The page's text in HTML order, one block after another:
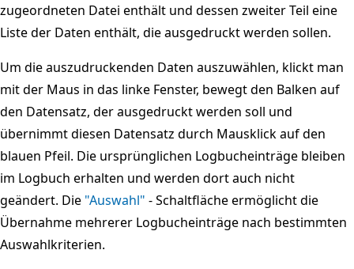
zugeordneten Datei enthält und dessen zweiter Teil eine
Liste der Daten enthält, die ausgedruckt werden sollen.
Um die auszudruckenden Daten auszuwählen, klickt man
mit der Maus in das linke Fenster, bewegt den Balken auf
den Datensatz, der ausgedruckt werden soll und
übernimmt diesen Datensatz durch Mausklick auf den
blauen Pfeil. Die ursprünglichen Logbucheinträge bleiben
im Logbuch erhalten und werden dort auch nicht
geändert. Die "Auswahl" - Schaltfläche ermöglicht die
Übernahme mehrerer Logbucheinträge nach bestimmten
Auswahlkriterien.